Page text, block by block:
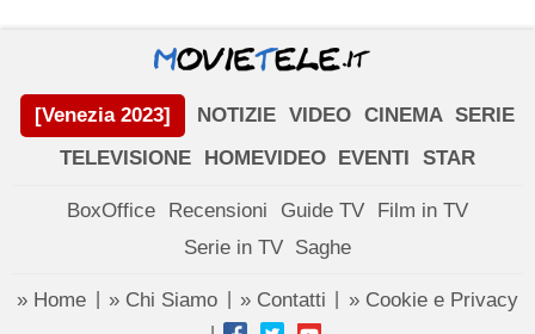
[Venezia 2023] NOTIZIE VIDEO CINEMA SERIE
TELEVISIONE
HOMEVIDEO EVENTI STAR
BoxOffice Recensioni Guide TV
Film in TV
Serie in TV Saghe
» Home » Chi Siamo » Contatti » Cookie e Privacy